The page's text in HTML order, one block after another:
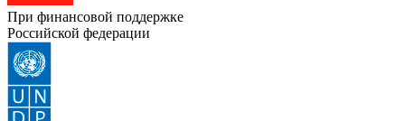
При финансовой поддержке
Российской федерации